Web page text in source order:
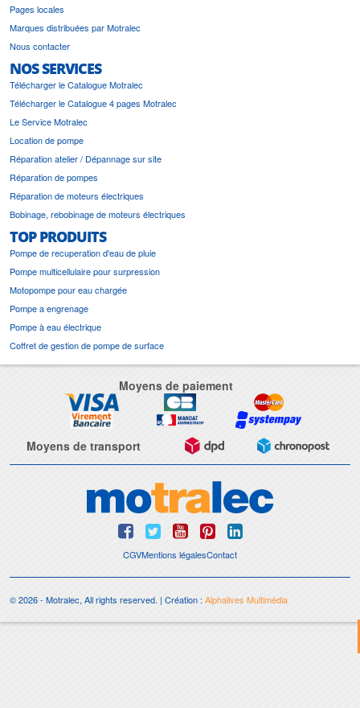
Pages locales
Marques distribuées par Motralec
Nous contacter
NOS SERVICES
Télécharger le Catalogue Motralec
Télécharger le Catalogue 4 pages Motralec
Le Service Motralec
Location de pompe
Réparation atelier / Dépannage sur site
Réparation de pompes
Réparation de moteurs électriques
Bobinage, rebobinage de moteurs électriques
TOP PRODUITS
Pompe de recuperation d'eau de pluie
Pompe multicellulaire pour surpression
Motopompe pour eau chargée
Pompe a engrenage
Pompe à eau électrique
Coffret de gestion de pompe de surface
Moyens de paiement
Moyens de transport
CGVMentions légalesContact
© 2026 - Motralec, All rights reserved. | Création : Alphalives Multimédia